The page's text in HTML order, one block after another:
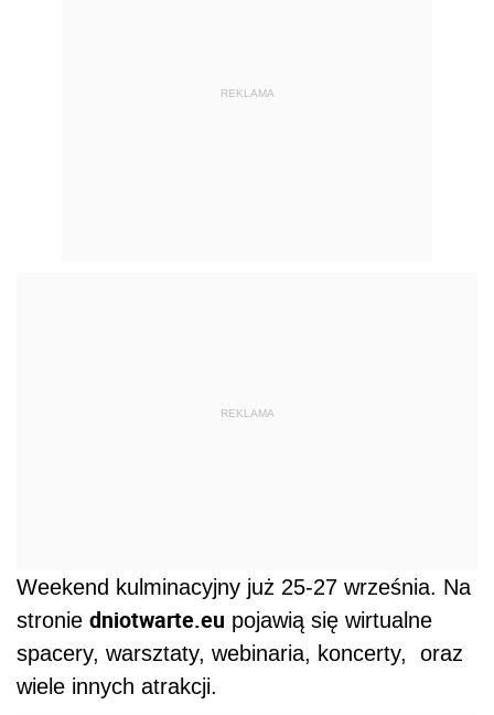
REKLAMA
REKLAMA
Weekend kulminacyjny już 25-27 września. Na
stronie dniotwarte.eu pojawią się wirtualne
spacery, warsztaty, webinaria, koncerty, oraz
wiele innych atrakcji.